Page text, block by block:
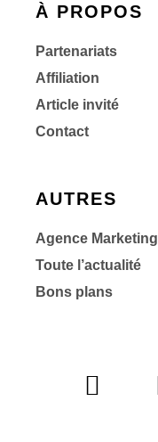
À PROPOS
Partenariats
Affiliation
Article invité
Contact
AUTRES
Agence Marketing
Toute l’actualité
Bons plans